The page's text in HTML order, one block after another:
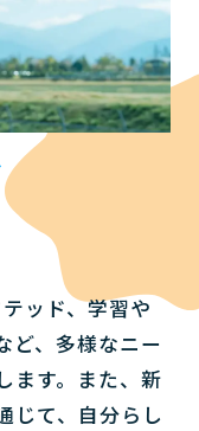
ッド、学習や
ど、多様なニー
ます。また、新
じて、自分らし